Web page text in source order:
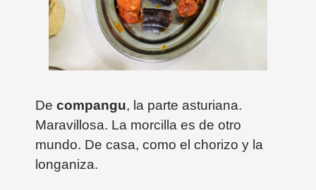
De compangu, la parte asturiana.
Maravillosa. La morcilla es de otro
mundo. De casa, como el chorizo y la
longaniza.